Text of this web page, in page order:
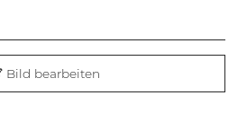
Bild bearbeiten